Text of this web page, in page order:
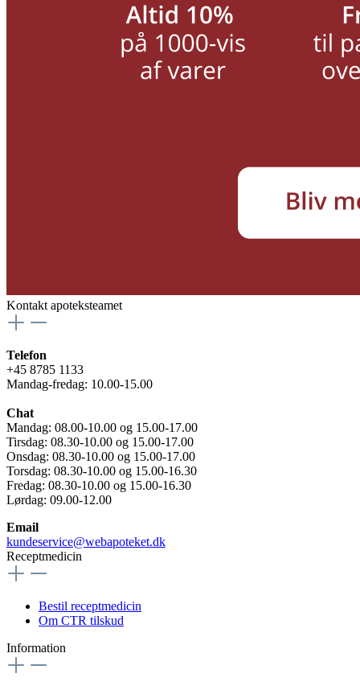
Kontakt apoteksteamet
Telefon
+45 8785 1133
Mandag-fredag: 10.00-15.00
Chat
Mandag: 08.00-10.00 og 15.00-17.00
Tirsdag: 08.30-10.00 og 15.00-17.00
Onsdag: 08.30-10.00 og 15.00-17.00
Torsdag: 08.30-10.00 og 15.00-16.30
Fredag: 08.30-10.00 og 15.00-16.30
Lørdag: 09.00-12.00
Email
kundeservice@webapoteket.dk
Receptmedicin
Bestil receptmedicin
Om CTR tilskud
Information